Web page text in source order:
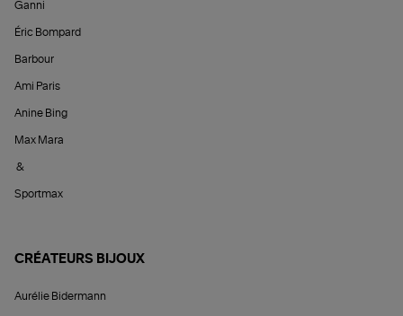
Ganni
Éric Bompard
Barbour
Ami Paris
Anine Bing
Max Mara
&
Sportmax
CRÉATEURS BIJOUX
Aurélie Bidermann